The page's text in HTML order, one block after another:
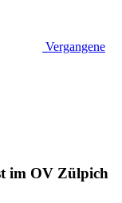
Vergangene
im OV Zülpich